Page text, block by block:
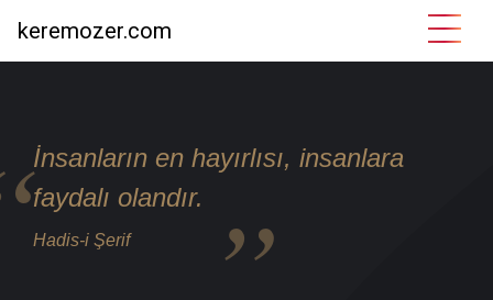
keremozer.com
İnsanların en hayırlısı, insanlara
faydalı olandır.
Hadis-i Şerif